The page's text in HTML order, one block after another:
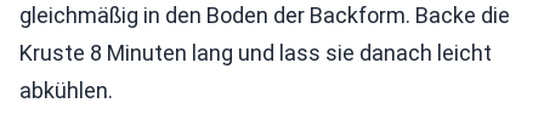
gleichmäßig in den Boden der Backform. Backe die
Kruste 8 Minuten lang und lass sie danach leicht
abkühlen.